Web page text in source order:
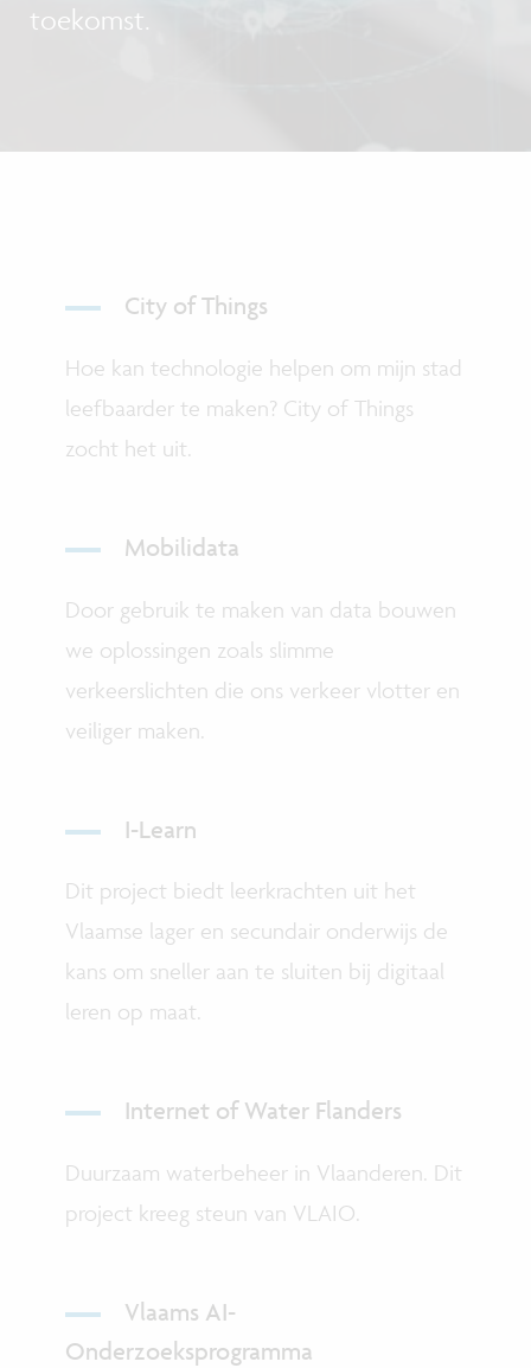
toekomst.
City of Things
Hoe kan technologie helpen om mijn stad
leefbaarder te maken? City of Things
zocht het uit.
Mobilidata
Door gebruik te maken van data bouwen
we oplossingen zoals slimme
verkeerslichten die ons verkeer vlotter en
veiliger maken.
I-Learn
Dit project biedt leerkrachten uit het
Vlaamse lager en secundair onderwijs de
kans om sneller aan te sluiten bij digitaal
leren op maat.
Internet of Water Flanders
Duurzaam waterbeheer in Vlaanderen. Dit
project kreeg steun van VLAIO.
Vlaams AI-
Onderzoeksprogramma